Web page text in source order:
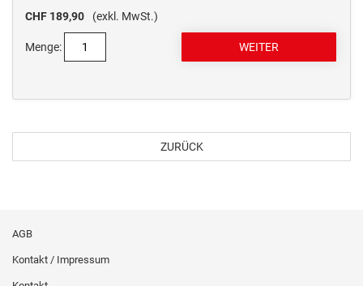
CHF 189,90
(exkl. MwSt.)
Menge:
ZURÜCK
AGB
Kontakt / Impressum